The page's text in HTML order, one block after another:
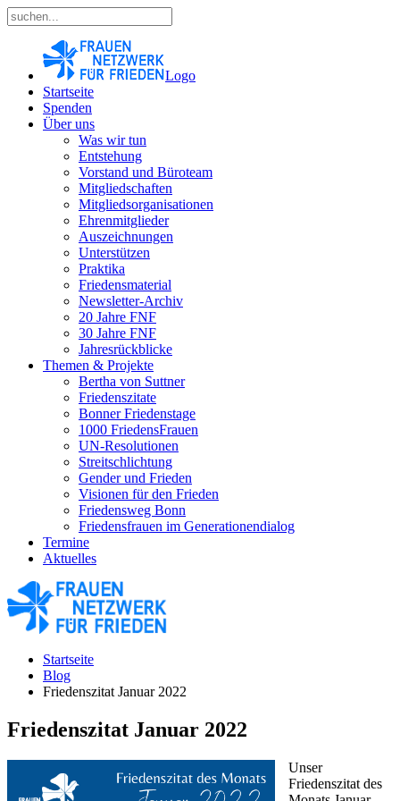
Logo
Startseite
Spenden
Über uns
Was wir tun
Entstehung
Vorstand und Büroteam
Mitgliedschaften
Mitgliedsorganisationen
Ehrenmitglieder
Auszeichnungen
Unterstützen
Praktika
Friedensmaterial
Newsletter-Archiv
20 Jahre FNF
30 Jahre FNF
Jahresrückblicke
Themen & Projekte
Bertha von Suttner
Friedenszitate
Bonner Friedenstage
1000 FriedensFrauen
UN-Resolutionen
Streitschlichtung
Gender und Frieden
Visionen für den Frieden
Friedensweg Bonn
Friedensfrauen im Generationendialog
Termine
Aktuelles
Startseite
Blog
Friedenszitat Januar 2022
Friedenszitat Januar 2022
Unser
Friedenszitat des